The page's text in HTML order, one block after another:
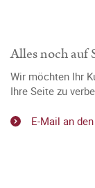
Alles noch auf
Wir möchten Ihr
Ihre Seite zu
E-Mail an